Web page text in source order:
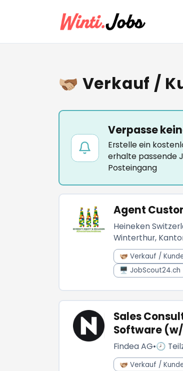
🫱🏼‍🫲🏾
Verpasse
Erstelle ein
erhalte passende
Posteingang
Agent
Heineken
Winterthur,
🫱🏼‍🫲🏾 Verkauf /
🖥️ JobScout24.ch
Sales
Software
Findea AG•🕗
🫱🏼‍🫲🏾 Verkauf /